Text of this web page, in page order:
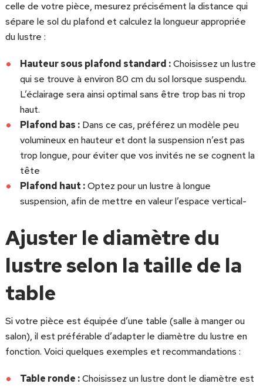
celle de votre pièce, mesurez précisément la distance qui
sépare le sol du plafond et calculez la longueur appropriée
du lustre :
Hauteur sous plafond standard :Choisissez un lustre
qui se trouve à environ 80 cm du sol lorsque suspendu.
L’éclairage sera ainsi optimal sans être trop bas ni trop
haut.
Plafond bas :Dans ce cas, préférez un modèle peu
volumineux en hauteur et dont la suspension n’est pas
trop longue, pour éviter que vos invités ne se cognent la
tête
Plafond haut :Optez pour un lustre à longue
suspension, afin de mettre en valeur l’espace vertical-
Ajuster le diamètre du
lustre selon la taille de la
table
Si votre pièce est équipée d’une table (salle à manger ou
salon), il est préférable d’adapter le diamètre du lustre en
fonction. Voici quelques exemples et recommandations :
Table ronde :Choisissez un lustre dont le diamètre est